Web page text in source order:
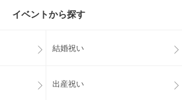
イベントから探す
結婚祝い
出産祝い